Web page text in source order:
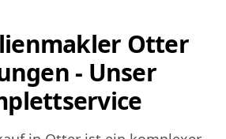
Otter
- Unser